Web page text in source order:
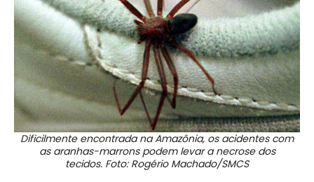
Dificilmente encontrada na Amazônia, os acidentes com
as aranhas-marrons podem levar a necrose dos
tecidos. Foto: Rogério Machado/SMCS